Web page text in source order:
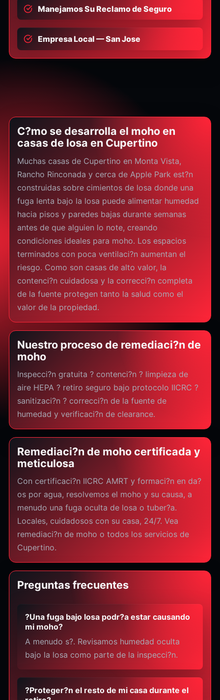
Manejamos Su Reclamo de Seguro
Empresa Local — San Jose
C?mo se desarrolla el moho en
casas de losa en Cupertino
Muchas casas de Cupertino en Monta Vista,
Rancho Rinconada y cerca de Apple Park est?n
construidas sobre cimientos de losa donde una
fuga lenta bajo la losa puede alimentar humedad
hacia pisos y paredes bajas durante semanas
antes de que alguien lo note, creando
condiciones ideales para moho. Los espacios
terminados con poca ventilaci?n aumentan el
riesgo. Como son casas de alto valor, la
contenci?n cuidadosa y la correcci?n completa
de la fuente protegen tanto la salud como el
valor de la propiedad.
Nuestro proceso de remediaci?n de
moho
Inspecci?n gratuita ? contenci?n ? limpieza de
aire HEPA ? retiro seguro bajo protocolo IICRC ?
sanitizaci?n ? correcci?n de la fuente de
humedad y verificaci?n de clearance.
Remediaci?n de moho certificada y
meticulosa
Con certificaci?n IICRC AMRT y formaci?n en da?
os por agua, resolvemos el moho y su causa, a
menudo una fuga oculta de losa o tuber?a.
Locales, cuidadosos con su casa, 24/7. Vea
remediaci?n de moho o todos los servicios de
Cupertino.
Preguntas frecuentes
?Una fuga bajo losa podr?a estar causando
mi moho?
A menudo s?. Revisamos humedad oculta
bajo la losa como parte de la inspecci?n.
?Proteger?n el resto de mi casa durante el